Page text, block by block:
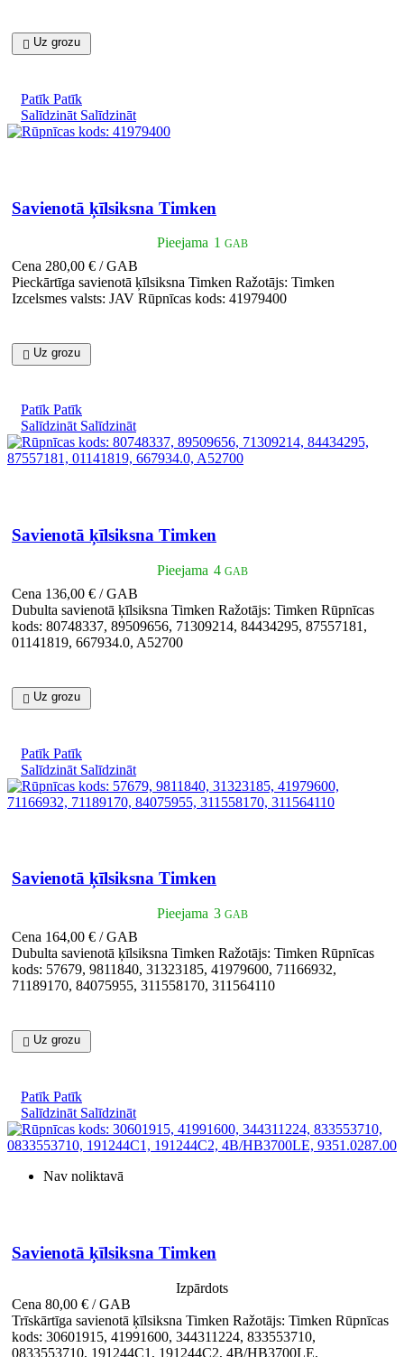
 Uz grozu
Patīk Patīk
Salīdzināt Salīdzināt
Savienotā ķīlsiksna Timken
Pieejama 1 GAB
Cena 280,00 € / GAB
Pieckārtīga savienotā ķīlsiksna Timken Ražotājs: Timken
Izcelsmes valsts: JAV Rūpnīcas kods: 41979400
 Uz grozu
Patīk Patīk
Salīdzināt Salīdzināt
Savienotā ķīlsiksna Timken
Pieejama 4 GAB
Cena 136,00 € / GAB
Dubulta savienotā ķīlsiksna Timken Ražotājs: Timken Rūpnīcas
kods: 80748337, 89509656, 71309214, 84434295, 87557181,
01141819, 667934.0, A52700
 Uz grozu
Patīk Patīk
Salīdzināt Salīdzināt
Savienotā ķīlsiksna Timken
Pieejama 3 GAB
Cena 164,00 € / GAB
Dubulta savienotā ķīlsiksna Timken Ražotājs: Timken Rūpnīcas
kods: 57679, 9811840, 31323185, 41979600, 71166932,
71189170, 84075955, 311558170, 311564110
 Uz grozu
Patīk Patīk
Salīdzināt Salīdzināt
Nav noliktavā
Savienotā ķīlsiksna Timken
Izpārdots
Cena 80,00 € / GAB
Trīskārtīga savienotā ķīlsiksna Timken Ražotājs: Timken Rūpnīcas
kods: 30601915, 41991600, 344311224, 833553710,
0833553710, 191244C1, 191244C2, 4B/HB3700LE,